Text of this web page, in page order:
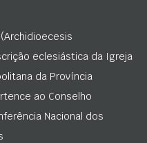
eclesiástica da Igreja
da Província
ao Conselho
Nacional dos